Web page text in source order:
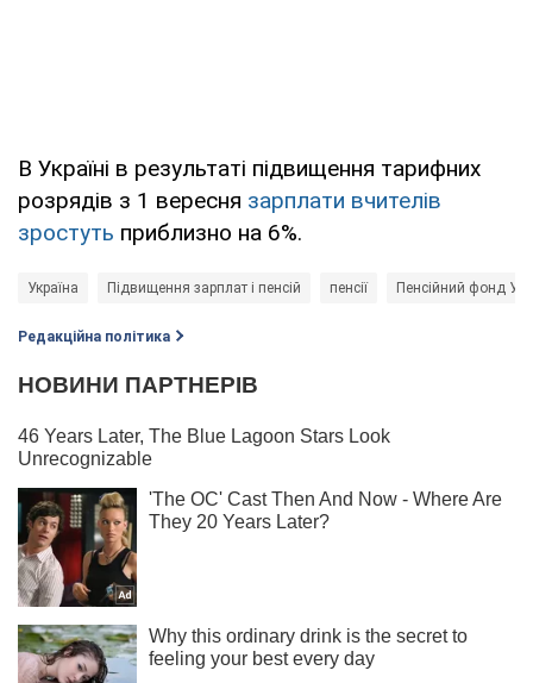
В Україні в результаті підвищення тарифних
розрядів з 1 вересня зарплати вчителів
зростуть приблизно на 6%.
Україна Підвищення зарплат і пенсій пенсії Пенсійний фонд
Редакційна політика